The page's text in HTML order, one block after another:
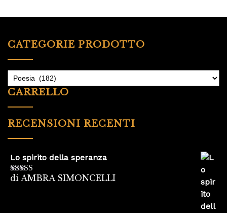
CATEGORIE PRODOTTO
CARRELLO
RECENSIONI RECENTI
Lo spirito della speranza
Valutato5su
di AMBRA SIMONCELLI